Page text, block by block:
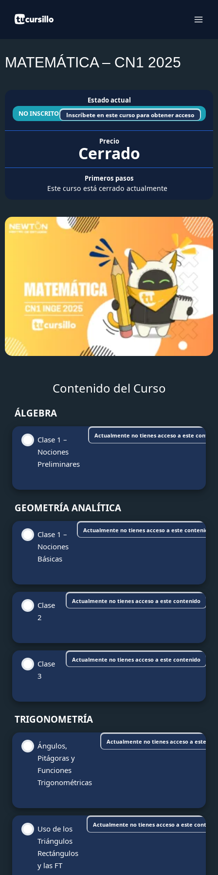
MATEMÁTICA – CN1 2025
Estado actual
NO INSCRITO
Inscríbete en este curso para obtener acceso
Precio
Cerrado
Primeros pasos
Este curso está cerrado actualmente
Contenido del Curso
ÁLGEBRA
Clase 1 –
Nociones
Preliminares
Actualmente no tienes acceso a este
GEOMETRÍA ANALÍTICA
Clase 1 –
Nociones
Básicas
Actualmente no tienes acceso a este contenido
Clase
2
Actualmente no tienes acceso a este contenido
Clase
3
Actualmente no tienes acceso a este contenido
TRIGONOMETRÍA
Ángulos,
Pitágoras y
Funciones
Trigonométricas
Actualmente no tienes acceso a este
Uso de los
Triángulos
Rectángulos
y las FT
Actualmente no tienes acceso a este